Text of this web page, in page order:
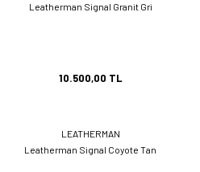
Leatherman Signal Granit Gri
10.500,00 TL
LEATHERMAN
Leatherman Signal Coyote Tan